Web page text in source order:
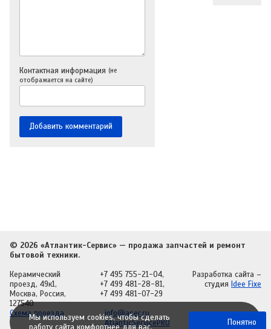
Контактная информация (не
отображается на сайте)
© 2026 «Атлантик-Сервис» — продажа запчастей и ремонт
бытовой техники.
Керамический
проезд, 49к1,
Москва, Россия,
127540
Схема проезда
+7 495 755-21-04,
+7 499 481-28-81,
+7 499 481-07-29
info@aser.ru
AtlanticServicePRO
Разработка сайта –
студия Idee Fixe
Мы используем cookies, чтобы сделать
работу сайта комфортнее для вас.
Понятно